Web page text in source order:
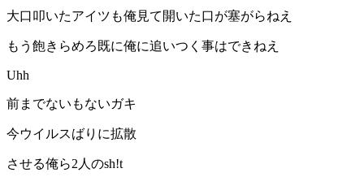
大口叩いたアイツも俺見て開いた口が塞がらねえ
もう飽きらめろ既に俺に追いつく事はできねえ
Uhh
前までないもないガキ
今ウイルスばりに拡散
させる俺ら2人のsh!t